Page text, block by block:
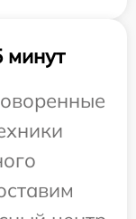
минут